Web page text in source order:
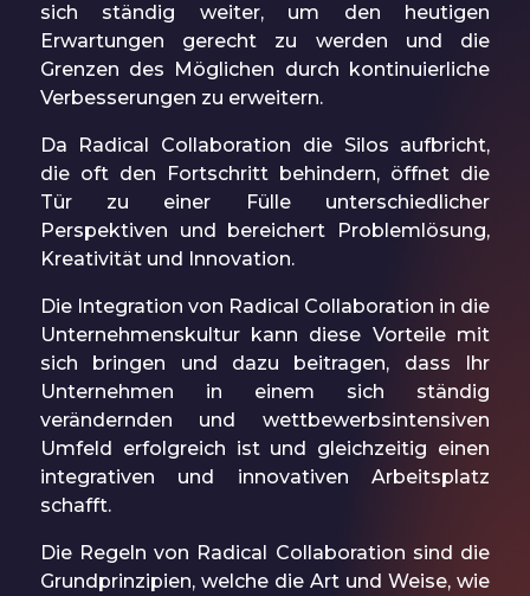
sich ständig weiter, um den heutigen
Erwartungen gerecht zu werden und die
Grenzen des Möglichen durch kontinuierliche
Verbesserungen zu erweitern.
Da Radical Collaboration die Silos aufbricht,
die oft den Fortschritt behindern, öffnet die
Tür zu einer Fülle unterschiedlicher
Perspektiven und bereichert Problemlösung,
Kreativität und Innovation.
Die Integration von Radical Collaboration in die
Unternehmenskultur kann diese Vorteile mit
sich bringen und dazu beitragen, dass Ihr
Unternehmen in einem sich ständig
verändernden und wettbewerbsintensiven
Umfeld erfolgreich ist und gleichzeitig einen
integrativen und innovativen Arbeitsplatz
schafft.
Die Regeln von Radical Collaboration sind die
Grundprinzipien, welche die Art und Weise, wie